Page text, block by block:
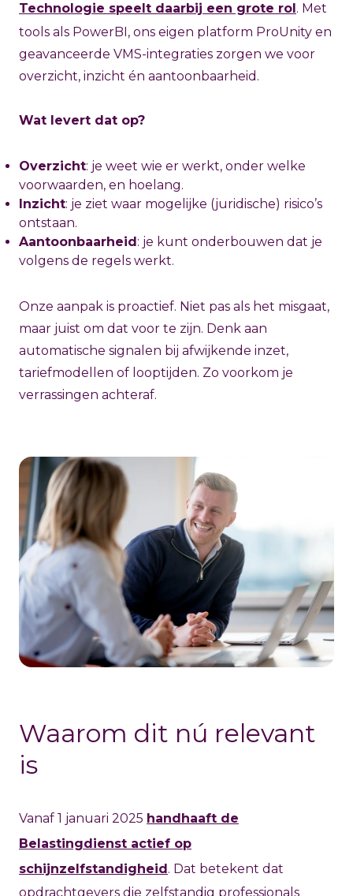
Technologie speelt daarbij een grote rol . Met
tools als PowerBI, ons eigen platform ProUnity en
geavanceerde VMS-integraties zorgen we voor
overzicht, inzicht én aantoonbaarheid.
Wat levert dat op?
Overzicht: je weet wie er werkt, onder welke
voorwaarden, en hoelang.
Inzicht: je ziet waar mogelijke (juridische) risico’s
ontstaan.
Aantoonbaarheid : je kunt onderbouwen dat je
volgens de regels werkt.
Onze aanpak is proactief. Niet pas als het misgaat,
maar juist om dat voor te zijn. Denk aan
automatische signalen bij afwijkende inzet,
tariefmodellen of looptijden. Zo voorkom je
verrassingen achteraf.
Waarom dit nú relevant
is
Vanaf 1 januari 2025 handhaaft de
Belastingdienst actief op
schijnzelfstandigheid. Dat betekent dat
opdrachtgevers die zelfstandig professionals